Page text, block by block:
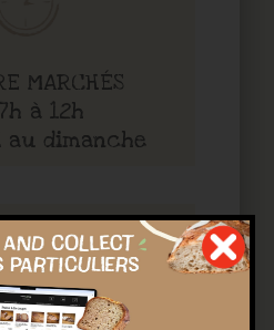
MARCHÉS
à 12h
dimanche